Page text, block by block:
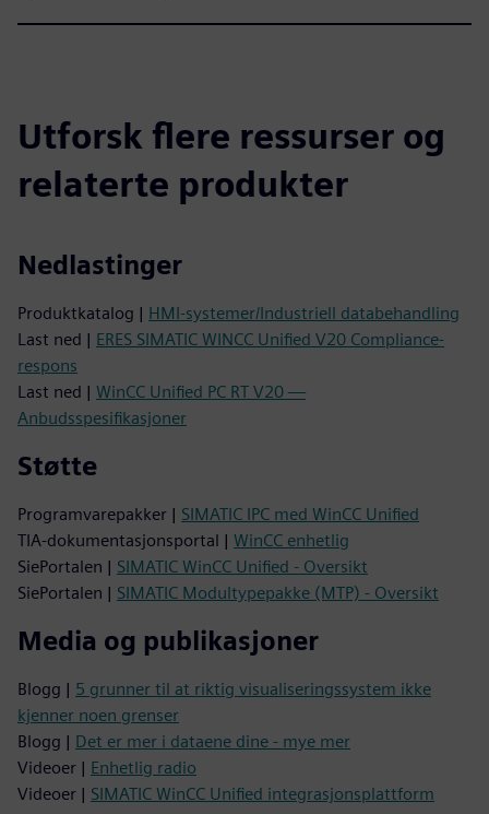
Utforsk flere ressurser og
relaterte produkter
Nedlastinger
Produktkatalog | HMI-systemer/Industriell databehandling
Last ned | ERES SIMATIC WINCC Unified V20 Compliance-
respons
Last ned | WinCC Unified PC RT V20 —
Anbudsspesifikasjoner
Støtte
Programvarepakker | SIMATIC IPC med WinCC Unified
TIA-dokumentasjonsportal | WinCC enhetlig
SiePortalen | SIMATIC WinCC Unified - Oversikt
SiePortalen | SIMATIC Modultypepakke (MTP) - Oversikt
Media og publikasjoner
Blogg | 5 grunner til at riktig visualiseringssystem ikke
kjenner noen grenser
Blogg | Det er mer i dataene dine - mye mer
Videoer | Enhetlig radio
Videoer | SIMATIC WinCC Unified integrasjonsplattform